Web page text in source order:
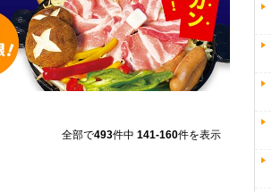
全部で493件中 141-160件を表示